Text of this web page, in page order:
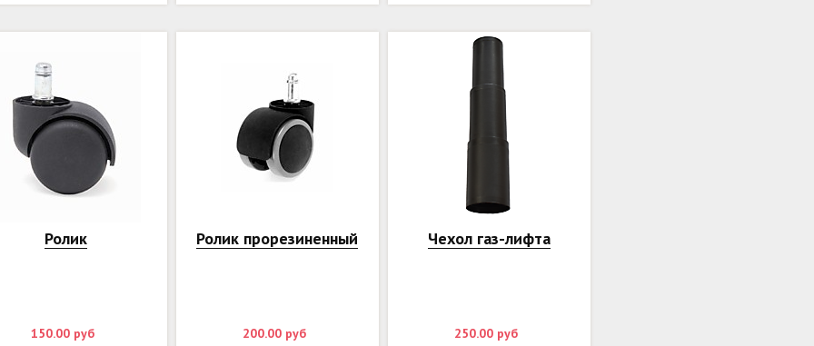
Ролик
150.00 руб
Ролик прорезиненный
200.00 руб
Чехол газ-лифта
250.00 руб